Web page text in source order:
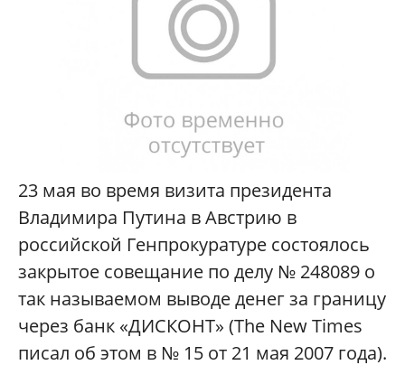
23 мая во время визита президента
Владимира Путина в Австрию в
российской Генпрокуратуре состоялось
закрытое совещание по делу № 248089 о
так называемом выводе денег за границу
через банк «ДИСКОНТ» (The New Times
писал об этом в № 15 от 21 мая 2007 года).